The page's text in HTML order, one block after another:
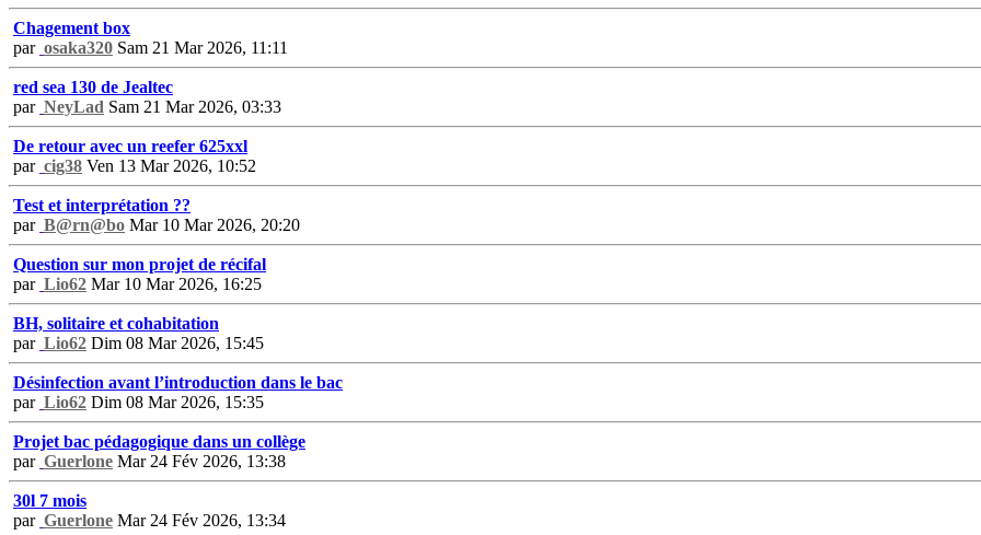
Chagement box
par osaka320 Sam 21 Mar 2026, 11:11
red sea 130 de Jealtec
par NeyLad Sam 21 Mar 2026, 03:33
De retour avec un reefer 625xxl
par cig38 Ven 13 Mar 2026, 10:52
Test et interprétation ??
par B@rn@bo Mar 10 Mar 2026, 20:20
Question sur mon projet de récifal
par Lio62 Mar 10 Mar 2026, 16:25
BH, solitaire et cohabitation
par Lio62 Dim 08 Mar 2026, 15:45
Désinfection avant l’introduction dans le bac
par Lio62 Dim 08 Mar 2026, 15:35
Projet bac pédagogique dans un collège
par Guerlone Mar 24 Fév 2026, 13:38
30l 7 mois
par Guerlone Mar 24 Fév 2026, 13:34